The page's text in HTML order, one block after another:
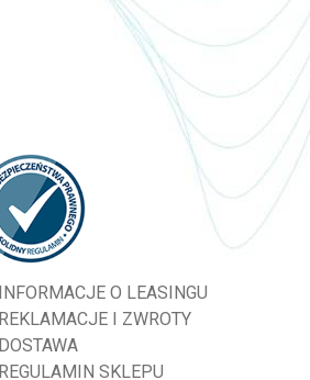
INFORMACJE O LEASINGU
REKLAMACJE I ZWROTY
DOSTAWA
REGULAMIN SKLEPU